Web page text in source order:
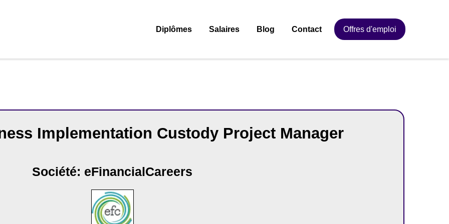
Diplômes Salaires Blog Contact Offres d'emploi
Implementation Custody Project Manager
Société: eFinancialCareers